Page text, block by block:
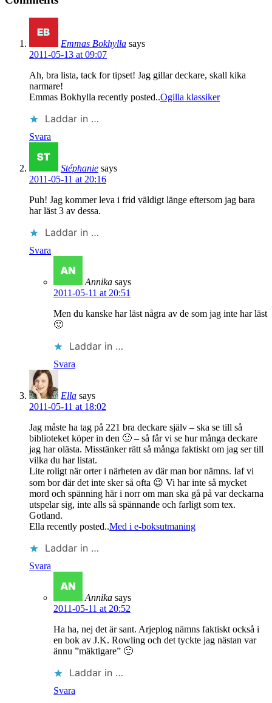
Emmas Bokhylla says
2011-05-13 at 09:07
Ah, bra lista, tack for tipset! Jag gillar deckare, skall kika
narmare!
Emmas Bokhylla recently posted..Ogilla klassiker
Laddar in …
Svara
Stéphanie says
2011-05-11 at 20:16
Puh! Jag kommer leva i frid väldigt länge eftersom jag bara
har läst 3 av dessa.
Laddar in …
Svara
Annika says
2011-05-11 at 20:51
Men du kanske har läst några av de som jag inte har läst
🙂
Laddar in …
Svara
Ella says
2011-05-11 at 18:02
Jag måste ha tag på 221 bra deckare själv – ska se till så
biblioteket köper in den 🙂 – så får vi se hur många deckare
jag har olästa. Misstänker rätt så många faktiskt om jag ser till
vilka du har listat.
Lite roligt när orter i närheten av där man bor nämns. Iaf vi
som bor där det inte sker så ofta 😉 Vi har inte så mycket
mord och spänning här i norr om man ska gå på var deckarna
utspelar sig, inte alls så spännande och farligt som tex.
Gotland.
Ella recently posted..Med i e-boksutmaning
Laddar in …
Svara
Annika says
2011-05-11 at 20:52
Ha ha, nej det är sant. Arjeplog nämns faktiskt också i
en bok av J.K. Rowling och det tyckte jag nästan var
ännu ”mäktigare” 🙂
Laddar in …
Svara